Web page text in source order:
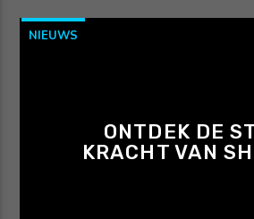
NIEUWS
ONTDEK DE
KRACHT VAN